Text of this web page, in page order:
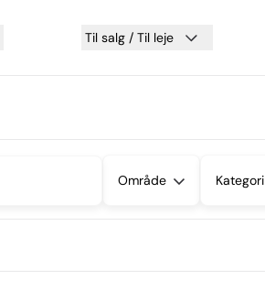
Til salg / Til leje
Område Kategori